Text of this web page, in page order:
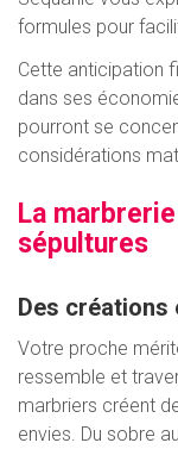
formules pour
Cette anticipation
dans ses
pourront se
considérations
La
sépultures
Des créations
Votre proche
ressemble et
marbriers créent
envies. Du sobre